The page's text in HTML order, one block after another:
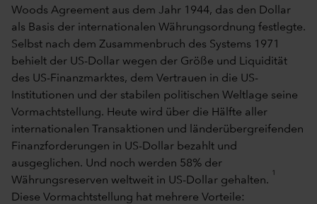
Woods Agreement aus dem Jahr 1944, das den Dollar
als Basis der internationalen Währungsordnung festlegte.
Selbst nach dem Zusammenbruch des Systems 1971
behielt der US-Dollar wegen der Größe und Liquidität
des US-Finanzmarktes, dem Vertrauen in die US-
Institutionen und der stabilen politischen Weltlage seine
Vormachtstellung. Heute wird über die Hälfte aller
internationalen Transaktionen und länderübergreifenden
Finanzforderungen in US-Dollar bezahlt und
ausgeglichen. Und noch werden 58% der
Währungsreserven weltweit in US-Dollar gehalten.
1
Diese Vormachtstellung hat mehrere Vorteile: